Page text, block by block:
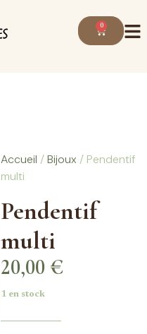
0
Accueil /Bijoux / Pendentif
multi
Pendentif
multi
20,00 €
1 en stock